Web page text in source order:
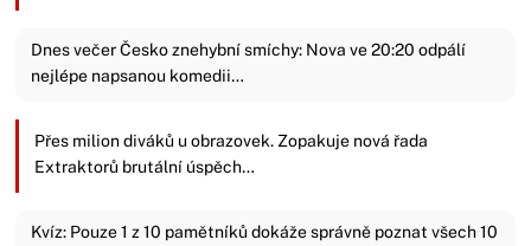
Dnes večer Česko znehybní smíchy: Nova ve 20:20 odpálí
nejlépe napsanou komedii…
Přes milion diváků u obrazovek. Zopakuje nová řada
Extraktorů brutální úspěch…
Kvíz: Pouze 1 z 10 pamětníků dokáže správně poznat všech 10